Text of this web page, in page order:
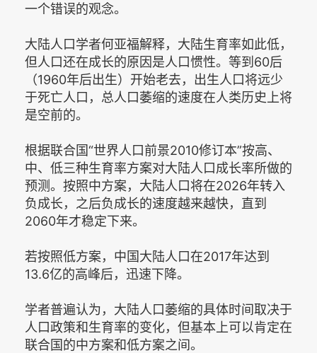
一个错误的观念。
大陆人口学者何亚福解释，大陆生育率如此低，
但人口还在成长的原因是人口惯性。等到60后
（1960年后出生）开始老去，出生人口将远少
于死亡人口，总人口萎缩的速度在人类历史上将
是空前的。
根据联合国“世界人口前景2010修订本”按高、
中、低三种生育率方案对大陆人口成长率所做的
预测。按照中方案，大陆人口将在2026年转入
负成长，之后负成长的速度越来越快，直到
2060年才稳定下来。
若按照低方案，中国大陆人口在2017年达到
13.6亿的高峰后，迅速下降。
学者普遍认为，大陆人口萎缩的具体时间取决于
人口政策和生育率的变化，但基本上可以肯定在
联合国的中方案和低方案之间。